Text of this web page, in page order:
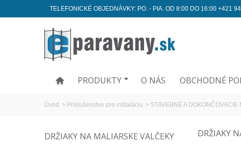
TELEFONICKÉ OBJEDNÁVKY: PO. - PIA. OD 8:00 DO 16:00 +421
PRODUKTY O NÁS OBCHODNÉ
Úvod > Príslušenstvo pre inštaláciu > STAVEBNÉ A DOKONČOVACIE
DRŽIAKY NA MALIARSKE VALČEKY DRŽIAKY